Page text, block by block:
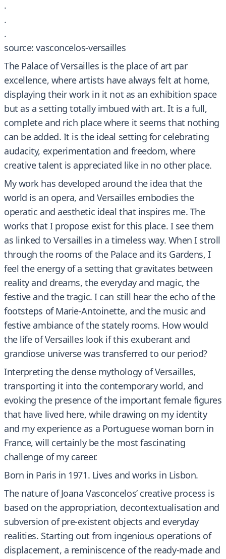
.
.
.
source: vasconcelos-versailles
The Palace of Versailles is the place of art par
excellence, where artists have always felt at home,
displaying their work in it not as an exhibition space
but as a setting totally imbued with art. It is a full,
complete and rich place where it seems that nothing
can be added. It is the ideal setting for celebrating
audacity, experimentation and freedom, where
creative talent is appreciated like in no other place.
My work has developed around the idea that the
world is an opera, and Versailles embodies the
operatic and aesthetic ideal that inspires me. The
works that I propose exist for this place. I see them
as linked to Versailles in a timeless way. When I stroll
through the rooms of the Palace and its Gardens, I
feel the energy of a setting that gravitates between
reality and dreams, the everyday and magic, the
festive and the tragic. I can still hear the echo of the
footsteps of Marie-Antoinette, and the music and
festive ambiance of the stately rooms. How would
the life of Versailles look if this exuberant and
grandiose universe was transferred to our period?
Interpreting the dense mythology of Versailles,
transporting it into the contemporary world, and
evoking the presence of the important female figures
that have lived here, while drawing on my identity
and my experience as a Portuguese woman born in
France, will certainly be the most fascinating
challenge of my career.
Born in Paris in 1971. Lives and works in Lisbon.
The nature of Joana Vasconcelos’ creative process is
based on the appropriation, decontextualisation and
subversion of pre-existent objects and everyday
realities. Starting out from ingenious operations of
displacement, a reminiscence of the ready-made and